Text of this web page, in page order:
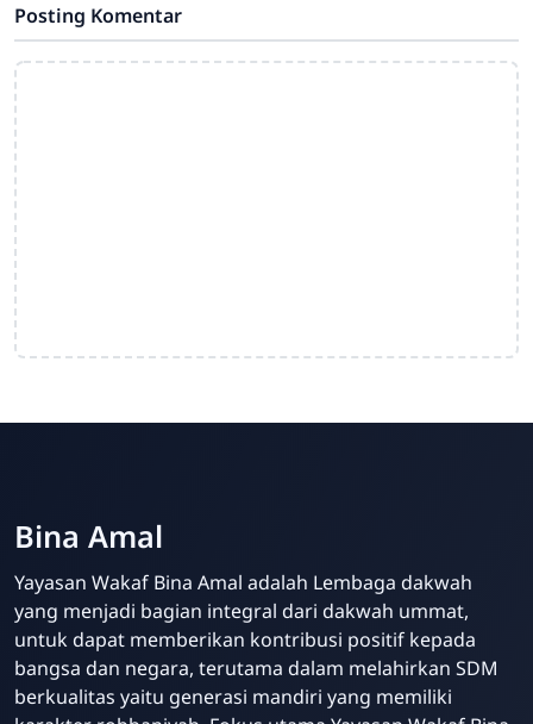
Posting Komentar
Bina Amal
Yayasan Wakaf Bina Amal adalah Lembaga dakwah
yang menjadi bagian integral dari dakwah ummat,
untuk dapat memberikan kontribusi positif kepada
bangsa dan negara, terutama dalam melahirkan SDM
berkualitas yaitu generasi mandiri yang memiliki